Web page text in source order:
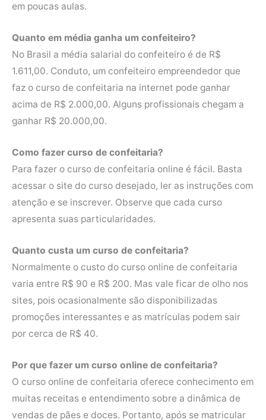
em poucas aulas.
Quanto em média ganha um confeiteiro?
No Brasil a média salarial do confeiteiro é de R$
1.611,00. Conduto, um confeiteiro empreendedor que
faz o curso de confeitaria na internet pode ganhar
acima de R$ 2.000,00. Alguns profissionais chegam a
ganhar R$ 20.000,00.
Como fazer curso de confeitaria?
Para fazer o curso de confeitaria online é fácil. Basta
acessar o site do curso desejado, ler as instruções com
atenção e se inscrever. Observe que cada curso
apresenta suas particularidades.
Quanto custa um curso de confeitaria?
Normalmente o custo do curso online de confeitaria
varia entre R$ 90 e R$ 200. Mas vale ficar de olho nos
sites, pois ocasionalmente são disponibilizadas
promoções interessantes e as matrículas podem sair
por cerca de R$ 40.
Por que fazer um curso online de confeitaria?
O curso online de confeitaria oferece conhecimento em
muitas receitas e entendimento sobre a dinâmica de
vendas de pães e doces. Portanto, após se matricular